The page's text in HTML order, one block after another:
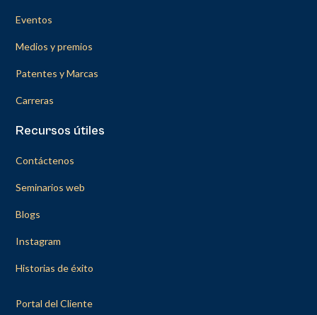
Eventos
Medios y premios
Patentes y Marcas
Carreras
Recursos útiles
Contáctenos
Seminarios web
Blogs
Instagram
Historias de éxito
Portal del Cliente